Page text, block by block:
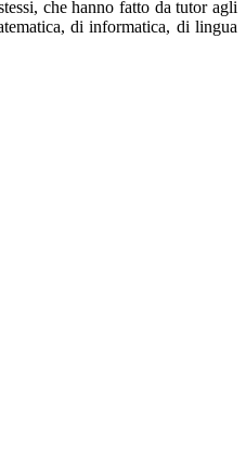
che hanno fatto da tutor agli
di informatica, di lingua